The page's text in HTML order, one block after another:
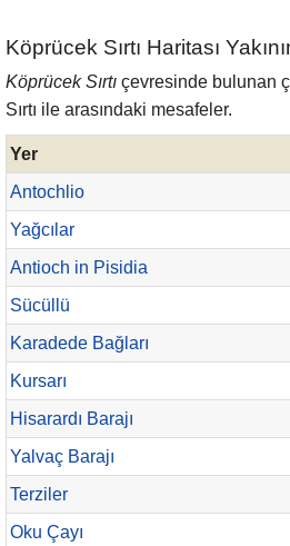
Köprücek Sırtı Haritası
Köprücek Sırtı çevresinde bulunan
Sırtı ile arasındaki mesafeler.
Yer
Antochlio
Yağcılar
Antioch in Pisidia
Sücüllü
Karadede Bağları
Kursarı
Hisarardı Barajı
Yalvaç Barajı
Terziler
Oku Çayı